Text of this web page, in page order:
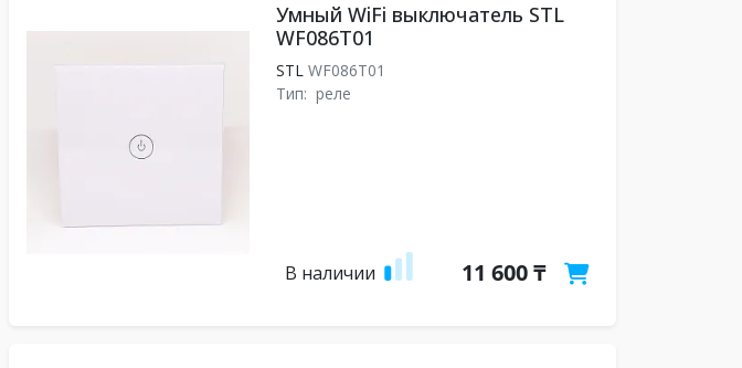
Умный WiFi выключатель STL
WF086T01
STLWF086T01
Тип: реле
В наличии 11 600 ₸